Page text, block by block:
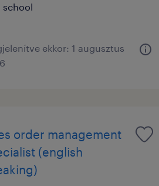
school
ekkor: 1 augusztus
order management
(english